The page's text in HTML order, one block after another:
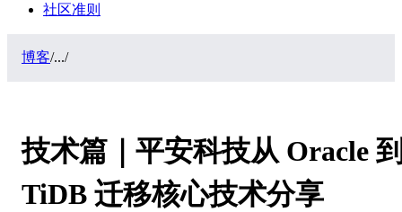
社区准则
博客/.../
技术篇｜平安科技从 Oracle
TiDB 迁移核心技术分享